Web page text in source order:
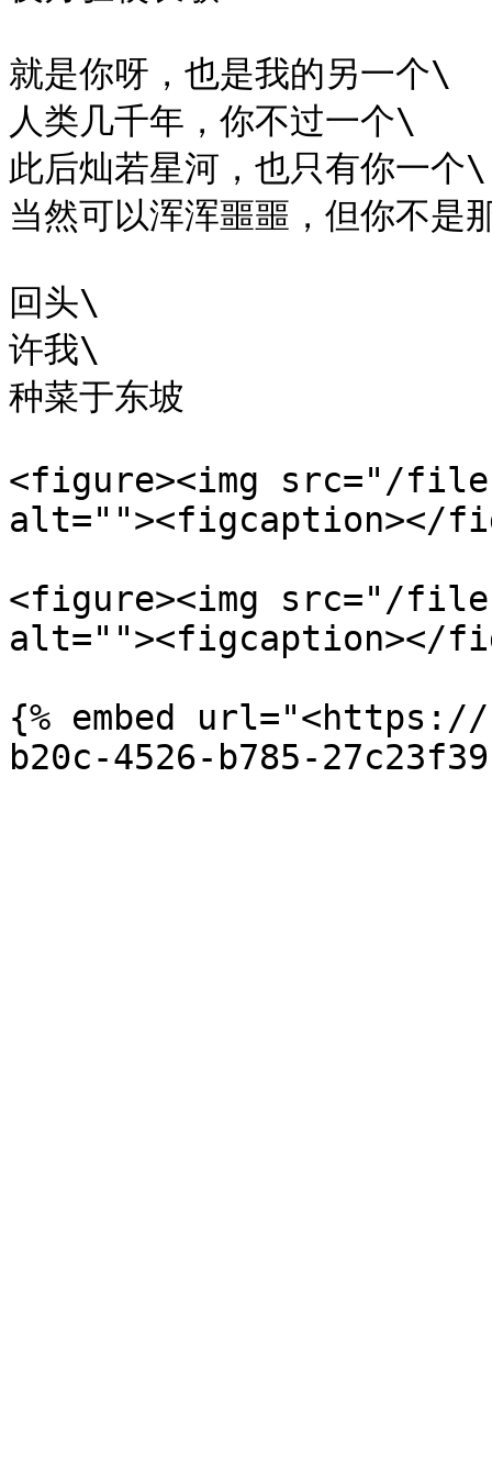
就是你呀，也是我的另一个\
人类几千年，你不过一个\
此后灿若星河，也只有你一个\
当然可以浑浑噩噩，但你不是
​回头\
许我\
种菜于东坡
<figure><img src="/
alt=""><figcaption></
<figure><img src="/files/
alt=""><figcaption></
{% embed